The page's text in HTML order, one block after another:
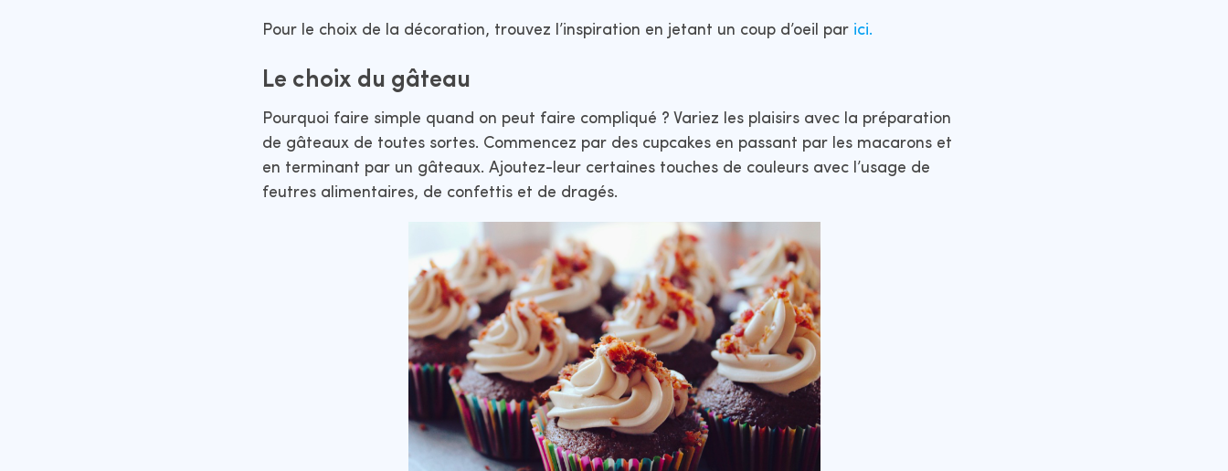
Pour le choix de la décoration, trouvez l’inspiration en jetant un coup d’oeil par ici.
Le choix du gâteau
Pourquoi faire simple quand on peut faire compliqué ? Variez les plaisirs avec la préparation
de gâteaux de toutes sortes. Commencez par des cupcakes en passant par les macarons et
en terminant par un gâteaux. Ajoutez-leur certaines touches de couleurs avec l’usage de
feutres alimentaires, de confettis et de dragés.